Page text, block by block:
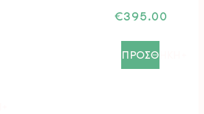
€395.00
ΠΡΟΣΘΗΚΗ+